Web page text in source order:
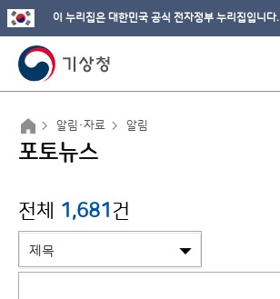
이 누리집은 대한민국 공식 전자정부 누리집입니다.
알림·자료 알림
포토뉴스
전체 1,681건